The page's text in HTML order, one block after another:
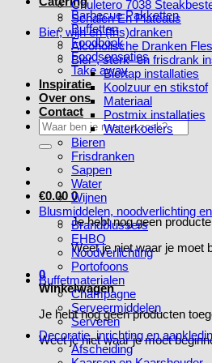
Barbecue Pakketten
Buffetten
Foodbook
Foodsensaties
Take away
Inspiratie
Over ons
Contact
Zoeken
naar:
€0.00 0
Je hebt nog geen
Weet je niet waar je moet
0
Winkelwagen
Je hebt nog geen producten
Weet je niet waar je moet
Chuletero 7038
Schalen En Plateaus
Bier, wijn en (fris)dranken
Alcoholische Dranken
Bier-, sterk- en frisdrank
Biertap installaties
Koolzuur en stikstof
Materiaal
Postmix installaties
Waterkoelers
Bieren
Frisdranken
Sappen
Water
Wijnen
Blusmiddelen, noodverlichting
Brandblussers
EHBO
Noodverlichting
Portofoons
Buffetmaterialen
Champagne
Serveermiddelen
Serveren
Decoratie, inrichting en
Afscheiding